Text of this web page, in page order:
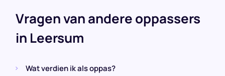
Vragen van andere oppassers
in Leersum
Wat verdien ik als oppas?